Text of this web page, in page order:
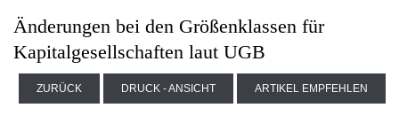
Änderungen bei den Größenklassen für
Kapitalgesellschaften laut UGB
ZURÜCK DRUCK - ANSICHT ARTIKEL EMPFEHLEN